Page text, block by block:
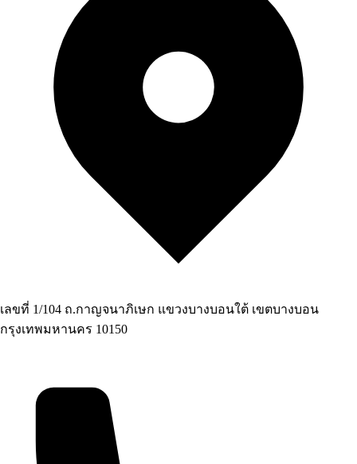
เลขที่ 1/104 ถ.กาญจนาภิเษก แขวงบางบอนใต้ เขตบางบอน
กรุงเทพมหานคร 10150